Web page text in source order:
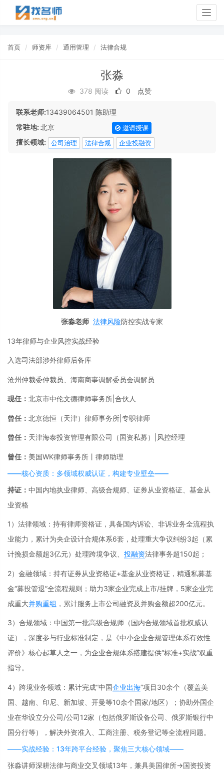
首页 师资库 通用管理 法律合规
张淼
378 阅读 0 点赞
联系老师:13439064501 陈助理
常驻地:北京 邀请授课
擅长领域: 公司治理 法律合规 企业投融资
张淼老师 法律风险防控实战专家
13年律师与企业风控实战经验
入选司法部涉外律师后备库
沧州仲裁委仲裁员、海南商事调解委员会调解员
现任： 北京市中伦文德律师事务所|合伙人
曾任： 北京德恒（天津）律师事务所|专职律师
曾任： 天津海泰投资管理有限公司（国资私募）|风控经理
曾任： 美国WK律师事务所丨律师助理
——核心资质：多领域权威认证，构建专业壁垒——
持证： 中国内地执业律师、高级合规师、证券从业资格证、基金从
业资格
1）法律领域：持有律师资格证，具备国内诉讼、非诉业务全流程执
业能力，累计为央企设计合规体系6套，处理重大争议纠纷3起（累
计挽损金额超3亿元）处理跨境争议、 投融资法律事务超150起；
2）金融领域：持有证券从业资格证+基金从业资格证，精通私募基
金“募投管退”全流程规则；助力3家企业完成上市/挂牌，5家企业完
成重大并购重组 ，累计服务上市公司融资及并购金额超200亿元。
3）合规领域：中国第一批高级合规师（国内合规领域首批权威认
证），深度参与行业标准制定，是《中小企业合规管理体系有效性
评价》核心起草人之一，为企业合规体系搭建提供“标准+实战”双重
指导。
4）跨境业务领域：累计完成“中国企业出海”项目30余个（覆盖美
国、越南、印尼、新加坡、开曼等10余个国家/地区）；协助外国企
业在华设立分公司/公司12家（包括俄罗斯设备公司、俄罗斯银行中
国分行等），解决外资准入、工商注册、税务登记等全流程问题。
——实战经验：13年跨平台经验，聚焦三大核心领域——
张淼讲师深耕法律与商业交叉领域13年，兼具美国律所→国资投资